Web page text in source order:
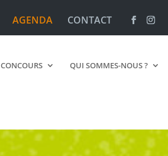
AGENDA CONTACT
CONCOURS QUI SOMMES-NOUS ?